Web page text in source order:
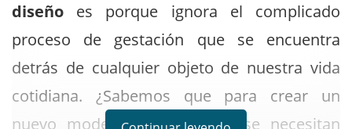
diseño es porque ignora el complicado
proceso de gestación que se encuentra
detrás de cualquier objeto de nuestra vida
cotidiana. ¿Sabemos que para crear un
nuevo modelo de automóvil se necesitan